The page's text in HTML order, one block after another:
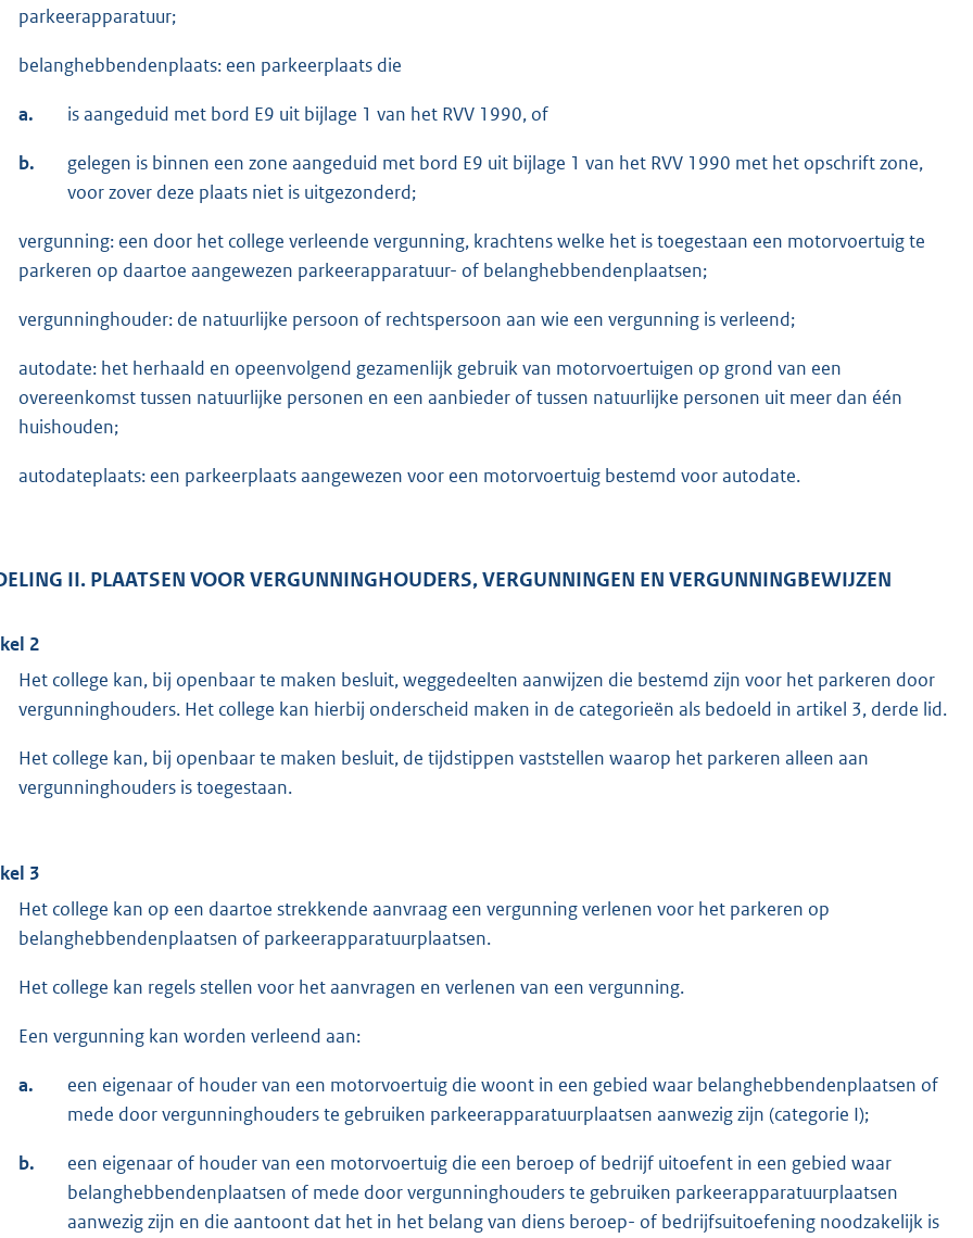
parkeerapparatuur;
belanghebbendenplaats: een parkeerplaats die
a. is aangeduid met bord E9 uit bijlage 1 van het RVV 1990, of
b.
gelegen is binnen een zone aangeduid met bord E9 uit bijlage 1 van het RVV 1990 met het opschrift zone,
voor zover deze plaats niet is uitgezonderd;
vergunning: een door het college verleende vergunning, krachtens welke het is toegestaan een motorvoertuig te
parkeren op daartoe aangewezen parkeerapparatuur- of belanghebbendenplaatsen;
vergunninghouder: de natuurlijke persoon of rechtspersoon aan wie een vergunning is verleend;
autodate: het herhaald en opeenvolgend gezamenlijk gebruik van motorvoertuigen op grond van een
overeenkomst tussen natuurlijke personen en een aanbieder of tussen natuurlijke personen uit meer dan één
huishouden;
autodateplaats: een parkeerplaats aangewezen voor een motorvoertuig bestemd voor autodate.
II. PLAATSEN VOOR VERGUNNINGHOUDERS, VERGUNNINGEN EN VERGUNNINGBEWIJZEN
2
Het college kan, bij openbaar te maken besluit, weggedeelten aanwijzen die bestemd zijn voor het parkeren door
vergunninghouders. Het college kan hierbij onderscheid maken in de categorieën als bedoeld in artikel 3, derde lid.
Het college kan, bij openbaar te maken besluit, de tijdstippen vaststellen waarop het parkeren alleen aan
vergunninghouders is toegestaan.
3
Het college kan op een daartoe strekkende aanvraag een vergunning verlenen voor het parkeren op
belanghebbendenplaatsen of parkeerapparatuurplaatsen.
Het college kan regels stellen voor het aanvragen en verlenen van een vergunning.
Een vergunning kan worden verleend aan:
a.
een eigenaar of houder van een motorvoertuig die woont in een gebied waar belanghebbendenplaatsen of
mede door vergunninghouders te gebruiken parkeerapparatuurplaatsen aanwezig zijn (categorie I);
b.
een eigenaar of houder van een motorvoertuig die een beroep of bedrijf uitoefent in een gebied waar
belanghebbendenplaatsen of mede door vergunninghouders te gebruiken parkeerapparatuurplaatsen
aanwezig zijn en die aantoont dat het in het belang van diens beroep- of bedrijfsuitoefening noodzakelijk is